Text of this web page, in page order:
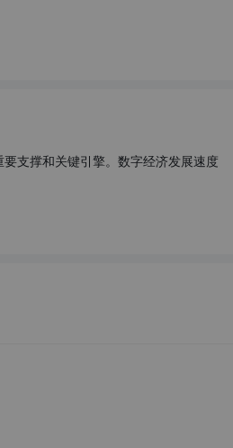
支撑和关键引擎。数字经济发展速度